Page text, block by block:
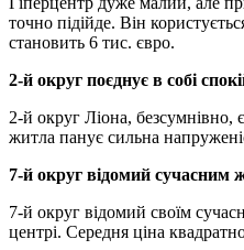
точно підійде. Він
становить 6 тис. євро.
2-й округ поєднує в собі
2-й округ Ліона, безсумнівно,
житла панує сильна
7-й округ відомий сучасним
7-й округ відомий своїм
центрі. Середня ціна